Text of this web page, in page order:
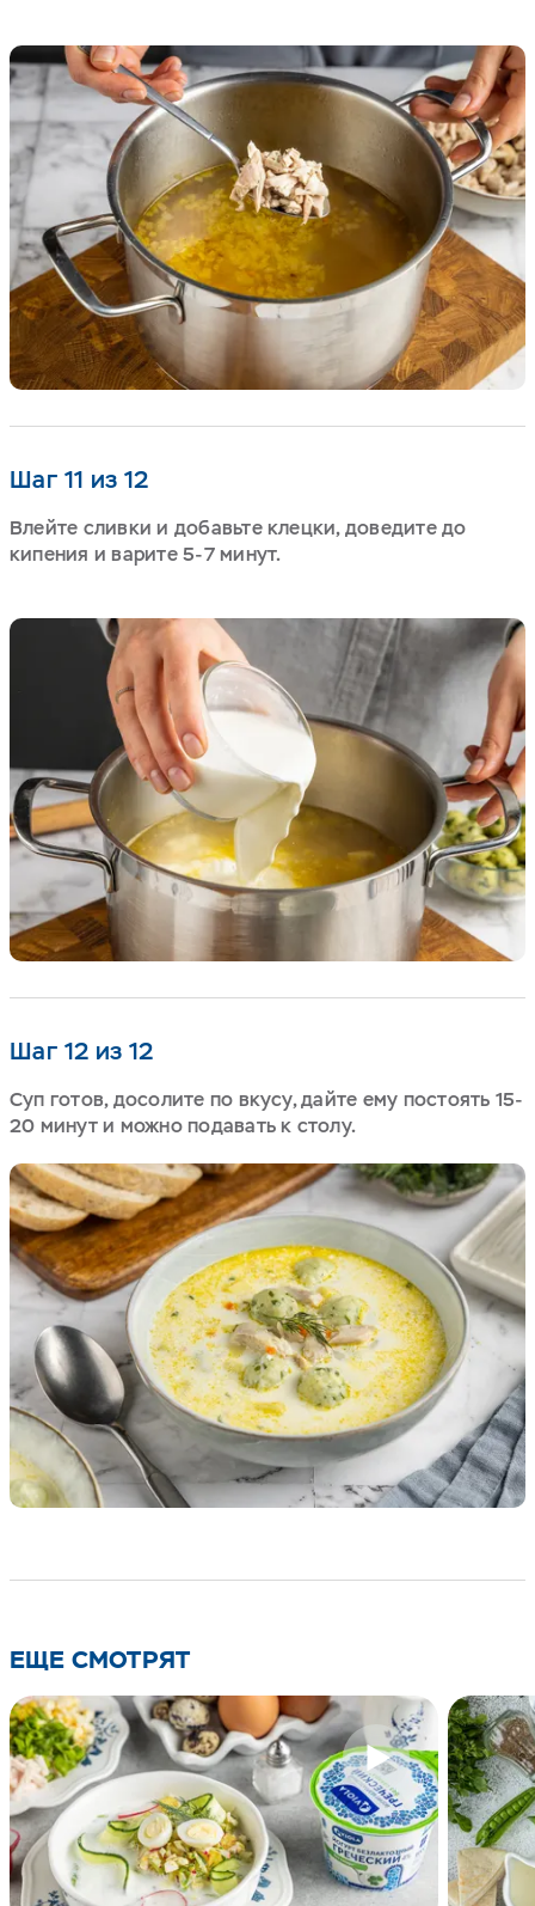
Шаг 11 из 12
Влейте сливки и добавьте клецки, доведите до
кипения и варите 5-7 минут.
Шаг 12 из 12
Суп готов, досолите по вкусу, дайте ему постоять 15-
20 минут и можно подавать к столу.
ЕЩЕ СМОТРЯТ